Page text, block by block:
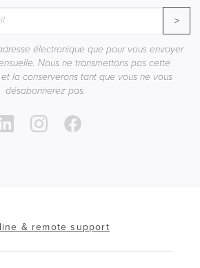
>
électronique que pour vous envoyer
Nous ne transmettons pas cette
la conserverons tant que vous ne vous
désabonnerez pas.
& remote support